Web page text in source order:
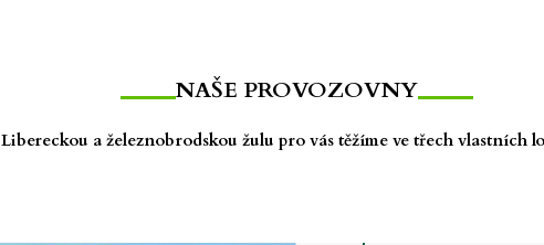
NAŠE PROVOZOVNY
Libereckou a železnobrodskou žulu pro vás těžíme ve třech vlastních